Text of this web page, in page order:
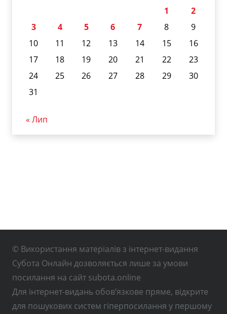
1
2
3
4 5 6 7 8
9
10
11 12 13 14 15
16
17
18 19 20 21 22
23
24
25 26 27 28 29
30
31
« Лип
© Використання матеріалів з інтернет-видання
Субота Онлайн дозволяється лише за умови
посилання на сайт subota.online
Для інтернет-видань обов’язкове пряме, відкрите
для пошукових систем гіперпосилання у першому